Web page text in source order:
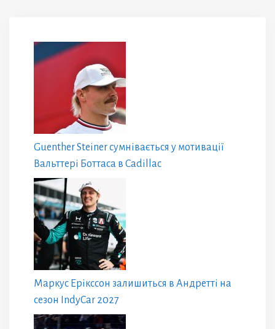
Guenther Steiner сумнівається у мотивації
Вальттері Боттаса в Cadillac
Маркус Ерікссон залишиться в Андретті на
сезон IndyCar 2027